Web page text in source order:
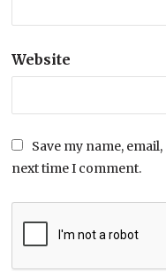
Website
Save my name,
next time I comment.